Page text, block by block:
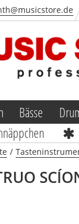
Bässe
/